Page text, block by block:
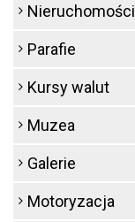
Nieruchomości
Parafie
Kursy walut
Muzea
Galerie
Motoryzacja